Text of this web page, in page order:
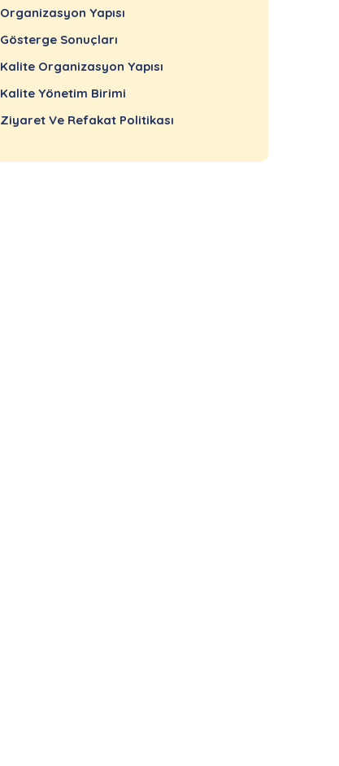
Organizasyon Yapısı
Gösterge Sonuçları
Kalite Organizasyon Yapısı
Kalite Yönetim Birimi
Ziyaret Ve Refakat Politikası